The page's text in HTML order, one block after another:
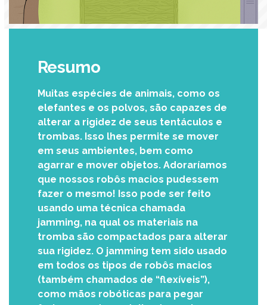
Resumo
Muitas espécies de animais, como os
elefantes e os polvos, são capazes de
alterar a rigidez de seus tentáculos e
trombas. Isso lhes permite se mover
em seus ambientes, bem como
agarrar e mover objetos. Adoraríamos
que nossos robôs macios pudessem
fazer o mesmo! Isso pode ser feito
usando uma técnica chamada
jamming, na qual os materiais na
tromba são compactados para alterar
sua rigidez. O jamming tem sido usado
em todos os tipos de robôs macios
(também chamados de “flexíveis”),
como mãos robóticas para pegar